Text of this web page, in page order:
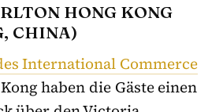
HONG KONG
CHINA)
International Commerce
haben die Gäste einen